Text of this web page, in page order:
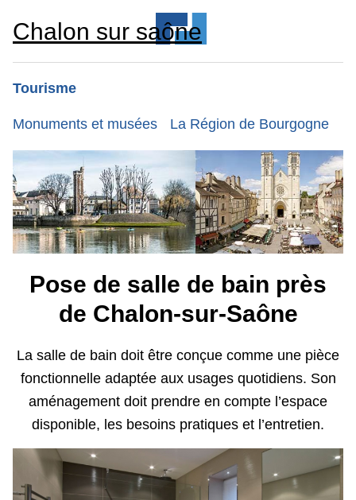
Chalon sur saône
Tourisme
Monuments et musées La Région de Bourgogne
Pose de salle de bain près
de Chalon-sur-Saône
La salle de bain doit être conçue comme une pièce
fonctionnelle adaptée aux usages quotidiens. Son
aménagement doit prendre en compte l’espace
disponible, les besoins pratiques et l’entretien.